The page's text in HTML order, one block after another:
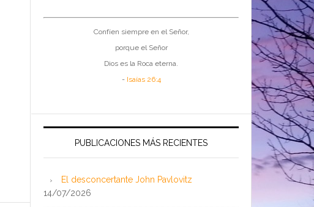
Confíen siempre en el Señor,
porque el Señor
Dios es la Roca eterna.
- Isaías 26:4
PUBLICACIONES MÁS RECIENTES
El desconcertante John Pavlovitz
14/07/2026